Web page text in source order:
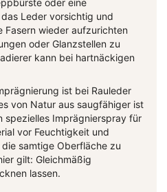
oder eine
Leder vorsichtig und
Fasern wieder aufzurichten
oder Glanzstellen zu
kann bei hartnäckigen
ist bei Rauleder
von Natur aus saugfähiger ist
spezielles Imprägnierspray für
vor Feuchtigkeit und
samtige Oberfläche zu
gilt: Gleichmäßig
lassen.